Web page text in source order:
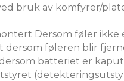
bruk av komfyrer/
Dersom føler
føleren blir
batteriet er